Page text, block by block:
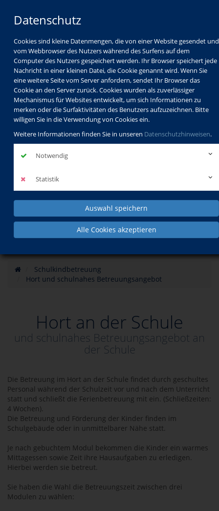
Datenschutz
Cookies sind kleine Datenmengen, die von einer Website gesendet und
vom Webbrowser des Nutzers während des Surfens auf dem
Computer des Nutzers gespeichert werden. Ihr Browser speichert jede
Nachricht in einer kleinen Datei, die Cookie genannt wird. Wenn Sie
eine weitere Seite vom Server anfordern, sendet Ihr Browser das
Cookie an den Server zurück. Cookies wurden als zuverlässiger
Mechanismus für Websites entwickelt, um sich Informationen zu
merken oder die Surfaktivitäten des Benutzers aufzuzeichnen. Bitte
willigen Sie in die Verwendung von Cookies ein.
Weitere Informationen finden Sie in unseren Datenschutzhinweisen.
Notwendig
Statistik
Auswahl speichern
Alle Cookies akzeptieren
Programm
Schulabschlüsse
Schulkindbetreuung
Service
Schulkindbetreuung
Hort und schulnahes Betreuungsangebot
Hort an der Schule
und schulnahes Betreuungsangebot an
der Schule
Die Betreuung im Hort an der Schule findet durch geschultes
Personal während der Schulzeit vor und nach dem Unterricht
statt und schließt die Ferienbetreuung mit ein. (Schließzeiten:
4 Wochen).
Die Betreuung und Förderung der Kinder finden im
Schulgebäude oder in unmittelbarer Nähe statt.
Je nach gebuchtem Modul bekommen die Kinder ein warmes
Mittagessen sowie Zeit ihre Hausaufgaben zu erledigen.
Hierbei werden sie betreut.
Sie haben die Wahl die Betreuungszeit zwischen drei
Modulen zu wählen: